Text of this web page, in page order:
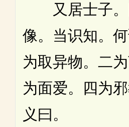
又居士子。
像。当识知。
为取异物。二
为面爱。四为
义曰。